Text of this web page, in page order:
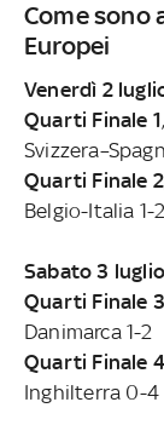
Come sono
Europei
Venerdì 2
Quarti Finale 1
Quarti Finale 2
Belgio-Italia 1-2
Sabato 3 luglio
Quarti Finale 3
Danimarca 1-2
Quarti Finale 4
Inghilterra 0-4